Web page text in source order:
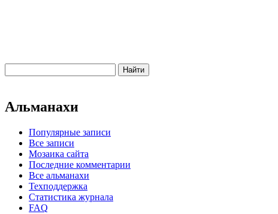
Альманахи
Популярные записи
Все записи
Мозаика сайта
Последние комментарии
Все альманахи
Техподдержка
Статистика журнала
FAQ